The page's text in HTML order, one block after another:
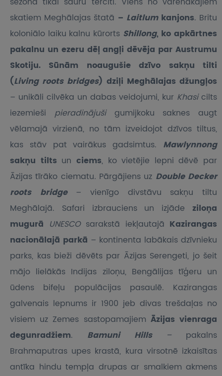
skatiem Meghālajas štatā – Laitlum kanjons. Britu
koloniālo laiku kalnu kūrorts Shillong, ko apkārtnes
pakalnu un ezeru dēļ angļi dēvēja par Austrumu
Skotiju. Sūnām noaugušie dzīvo sakņu tilti
(Living roots bridges) dziļi Meghālajas džungļos
– unikāli cilvēka un dabas veidojumi, kur Khasicilts
iezemieši pieradinājuši gumijkoku saknes augt
vēlamajā virzienā, no tām izveidojot dzīvos tiltus,
kas stāv pat vairākus gadsimtus. Mawlynnong
sakņu tilts un ciems, ko vietējie lepni dēvē par
Āzijas tīrāko ciematu. Pārgājiens uz Double Decker
roots bridge – vienīgo divstāvu sakņu tiltu
Meghālajā. Safari izbrauciens un izjāde ziloņa
mugurā UNESCO sarakstā iekļautajā Kazirangas
nacionālajā parkā – kontinenta labākais dzīvnieku
parks, kas bieži dēvēts par Āzijas Serengeti, jo šeit
mājo lielākās Indijas ziloņu, Bengālijas tīģeru un
ūdens bifeļu populācijas pasaulē. Kazirangas
galvenais lepnums ir 1900 jeb divas trešdaļas no
visiem uz Zemes sastopamajiem Āzijas vienraga
degunradžiem. Bamuni Hills – pakalns
Brahmaputras upes krastā, kura virsotnē izkaisītas
antīka hindu tempļa drupas ar smalkiem akmens